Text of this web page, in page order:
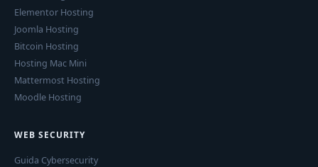
Elementor Hosting
Joomla Hosting
Bitcoin Hosting
Hosting Mac Mini
Mattermost Hosting
Moodle Hosting
WEB SECURITY
Guida Cybersecurity